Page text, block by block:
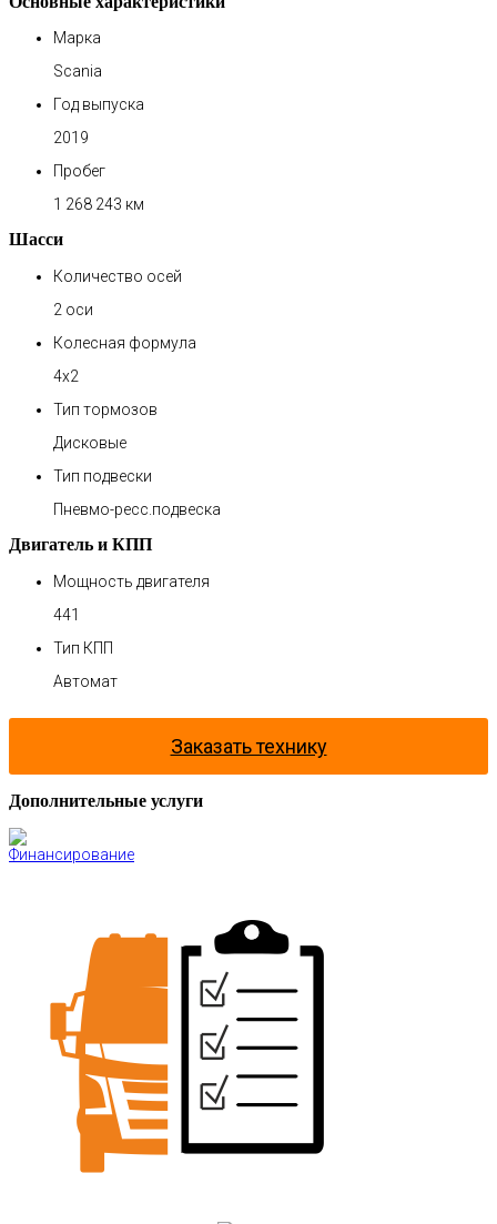
Марка
Scania
Год выпуска
2019
Пробег
1 268 243 км
Шасси
Количество осей
2 оси
Колесная формула
4х2
Тип тормозов
Дисковые
Тип подвески
Пневмо-ресс.подвеска
Двигатель и КПП
Мощность двигателя
441
Тип КПП
Автомат
Заказать технику
Дополнительные услуги
Финансирование